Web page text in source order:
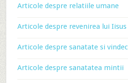
Articole despre relatiile umane
Articole despre revenirea lui Iisus
Articole despre sanatate si
Articole despre sanatatea mintii